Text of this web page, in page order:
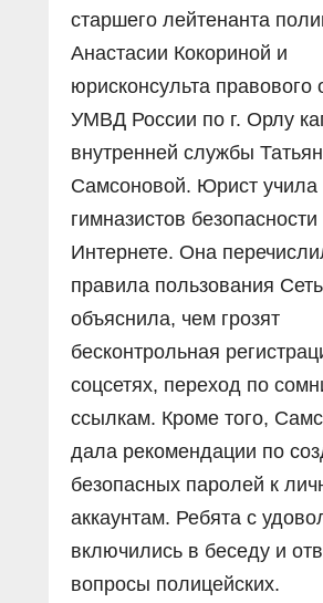
старшего лейтенанта
Анастасии Кокориной и
юрисконсульта правового
УМВД России по г. Орлу
внутренней службы
Самсоновой. Юрист учила
гимназистов безопасности
Интернете. Она
правила пользования
объяснила, чем грозят
бесконтрольная
соцсетях, переход по
ссылкам. Кроме того,
дала рекомендации по
безопасных паролей к
аккаунтам. Ребята с
включились в беседу и
вопросы полицейских.